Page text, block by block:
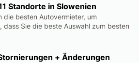
Standorte in Slowenien
die besten Autovermieter, um
dass Sie die beste Auswahl zum besten
+ Änderungen